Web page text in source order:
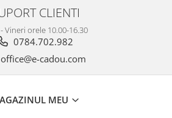
CLIENTI
Vineri orele 10.00-16.30
0784.702.982
office@e-cadou.com
MEU